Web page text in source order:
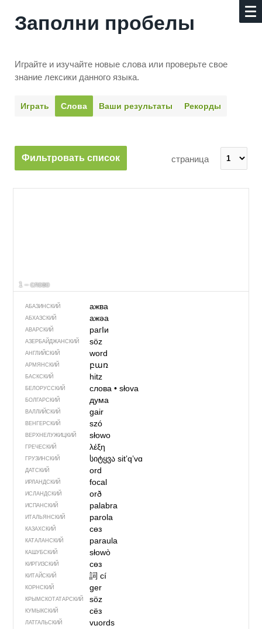
Заполни пробелы
Играйте и изучайте новые слова или про­верьте свое
знание лексики данного языка.
Играть Слова Ваши результаты Рекорды
Фильтровать список страница
1 – слово
АБАЗИНСКИЙ ажва
АБХАЗСКИЙ ажәа
АВАРСКИЙ рагIи
АЗЕРБАЙДЖАН­СКИЙ söz
АНГЛИЙСКИЙ word
АРМЯНСКИЙ բառ
БАСКСКИЙ hitz
БЕЛОРУССКИЙ слова• słova
БОЛГАРСКИЙ дума
ВАЛЛИЙСКИЙ gair
ВЕНГЕРСКИЙ szó
ВЕРХНЕЛУЖИЦКИЙ słowo
ГРЕЧЕСКИЙ λέξη
ГРУЗИНСКИЙ სიტყვაsitʼqʼvɑ
ДАТСКИЙ ord
ИРЛАНДСКИЙ focal
ИСЛАНДСКИЙ orð
ИСПАНСКИЙ palabra
ИТАЛЬЯНСКИЙ parola
КАЗАХСКИЙ сөз
КАТАЛАНСКИЙ paraula
КАШУБСКИЙ słowò
КИРГИЗСКИЙ сөз
КИТАЙСКИЙ 詞cí
КОРНСКИЙ ger
КРЫМСКО­ТАТАРСКИЙ söz
КУМЫКСКИЙ сёз
ЛАТГАЛЬСКИЙ vuords